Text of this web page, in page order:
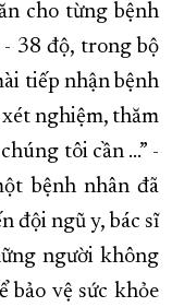
cho từng bệnh
38 độ, trong bộ
tiếp nhận bệnh
nghiệm, thăm
tôi cần …” -
bệnh nhân đã
đội ngũ y, bác sĩ
người không
bảo vệ sức khỏe